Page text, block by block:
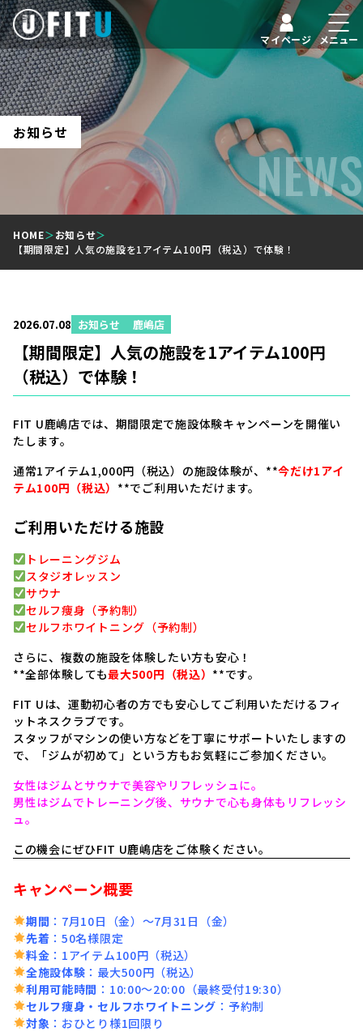
マイページ メニュー
お知らせ
NEWS
HOME＞お知らせ＞
【期間限定】人気の施設を1アイテム100円（税込）で体験！
2026.07.08 お知らせ 鹿嶋店
【期間限定】人気の施設を1アイテム100円
（税込）で体験！
FIT U鹿嶋店では、期間限定で施設体験キャンペーンを開催い
たします。
通常1アイテム1,000円（税込）の施設体験が、**今だけ1アイ
テム100円（税込） **でご利用いただけます。
ご利用いただける施設
トレーニングジム
スタジオレッスン
サウナ
セルフ痩身（予約制）
セルフホワイトニング（予約制）
さらに、複数の施設を体験したい方も安心！
**全部体験しても最大500円（税込） **です。
FIT Uは、運動初心者の方でも安心してご利用いただけるフィ
ットネスクラブです。
スタッフがマシンの使い方などを丁寧にサポートいたしますの
で、「ジムが初めて」という方もお気軽にご参加ください。
女性はジムとサウナで美容やリフレッシュに。
男性はジムでトレーニング後、サウナで心も身体もリフレッシ
ュ。
この機会にぜひFIT U鹿嶋店をご体験ください。
キャンペーン概要
期間 ：7月10日（金）～7月31日（金）
先着 ：50名様限定
料金 ：1アイテム100円（税込）
全施設体験 ：最大500円（税込）
利用可能時間 ：10:00～20:00（最終受付19:30）
セルフ痩身・セルフホワイトニング ：予約制
対象 ：おひとり様1回限り